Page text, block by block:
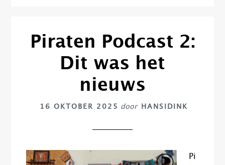
Piraten Podcast 2:
Dit was het
nieuws
16 OKTOBER 2025 door HANSIDINK
Pi